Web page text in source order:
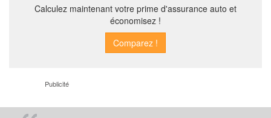
Calculez maintenant votre prime d'assurance auto et
économisez !
Publicité